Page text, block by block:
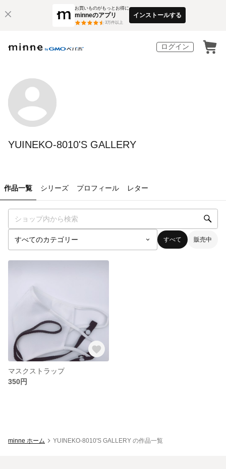
お買いものがもっとお得に
minneのアプリ
3万件以上
インストールする
ログイン
YUINEKO-8010'S GALLERY
作品一覧 シリーズ プロフィール レター
すべて 販売中
マスクストラップ
350円
minne ホーム YUINEKO-8010'S GALLERY の作品一覧